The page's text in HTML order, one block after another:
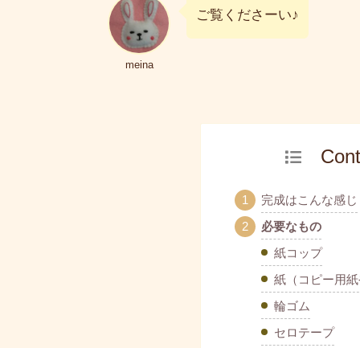
meina
ご覧くださーい♪
完成はこんな感じ
必要なもの
紙コップ
紙（コピー用
輪ゴム
セロテープ